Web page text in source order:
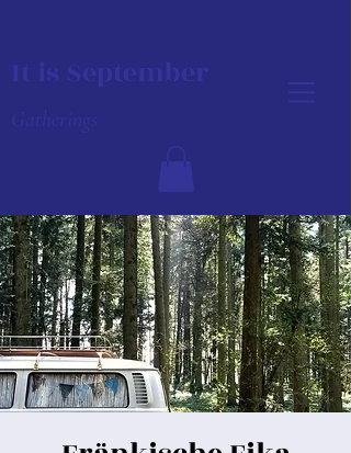
It is September
Gatherings